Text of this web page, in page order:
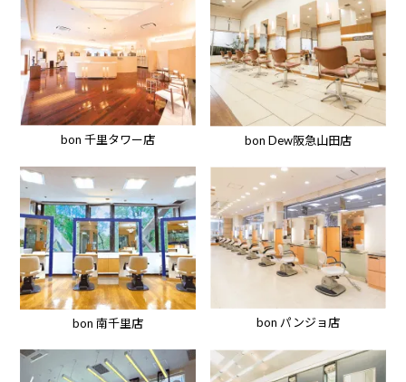
bon 千里タワー店 bon Dew阪急山田店
bon 南千里店 bon パンジョ店